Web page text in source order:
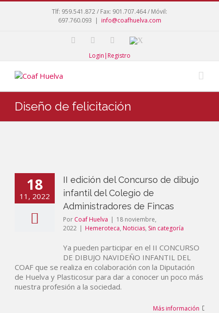
Tlf: 959.541.872 / Fax: 901.707.464 / Móvil:
697.760.093 | info@coafhuelva.com
Login|Registro
Diseño de felicitación
18
11, 2022
II edición del Concurso de dibujo
infantil del Colegio de
Administradores de Fincas
Por Coaf Huelva | 18 noviembre,
2022 | Hemeroteca, Noticias, Sin categoría
Ya pueden participar en el II CONCURSO
DE DIBUJO NAVIDEÑO INFANTIL DEL
COAF que se realiza en colaboración con la Diputación
de Huelva y Plasticosur para dar a conocer un poco más
nuestra profesión a la sociedad.
Más información